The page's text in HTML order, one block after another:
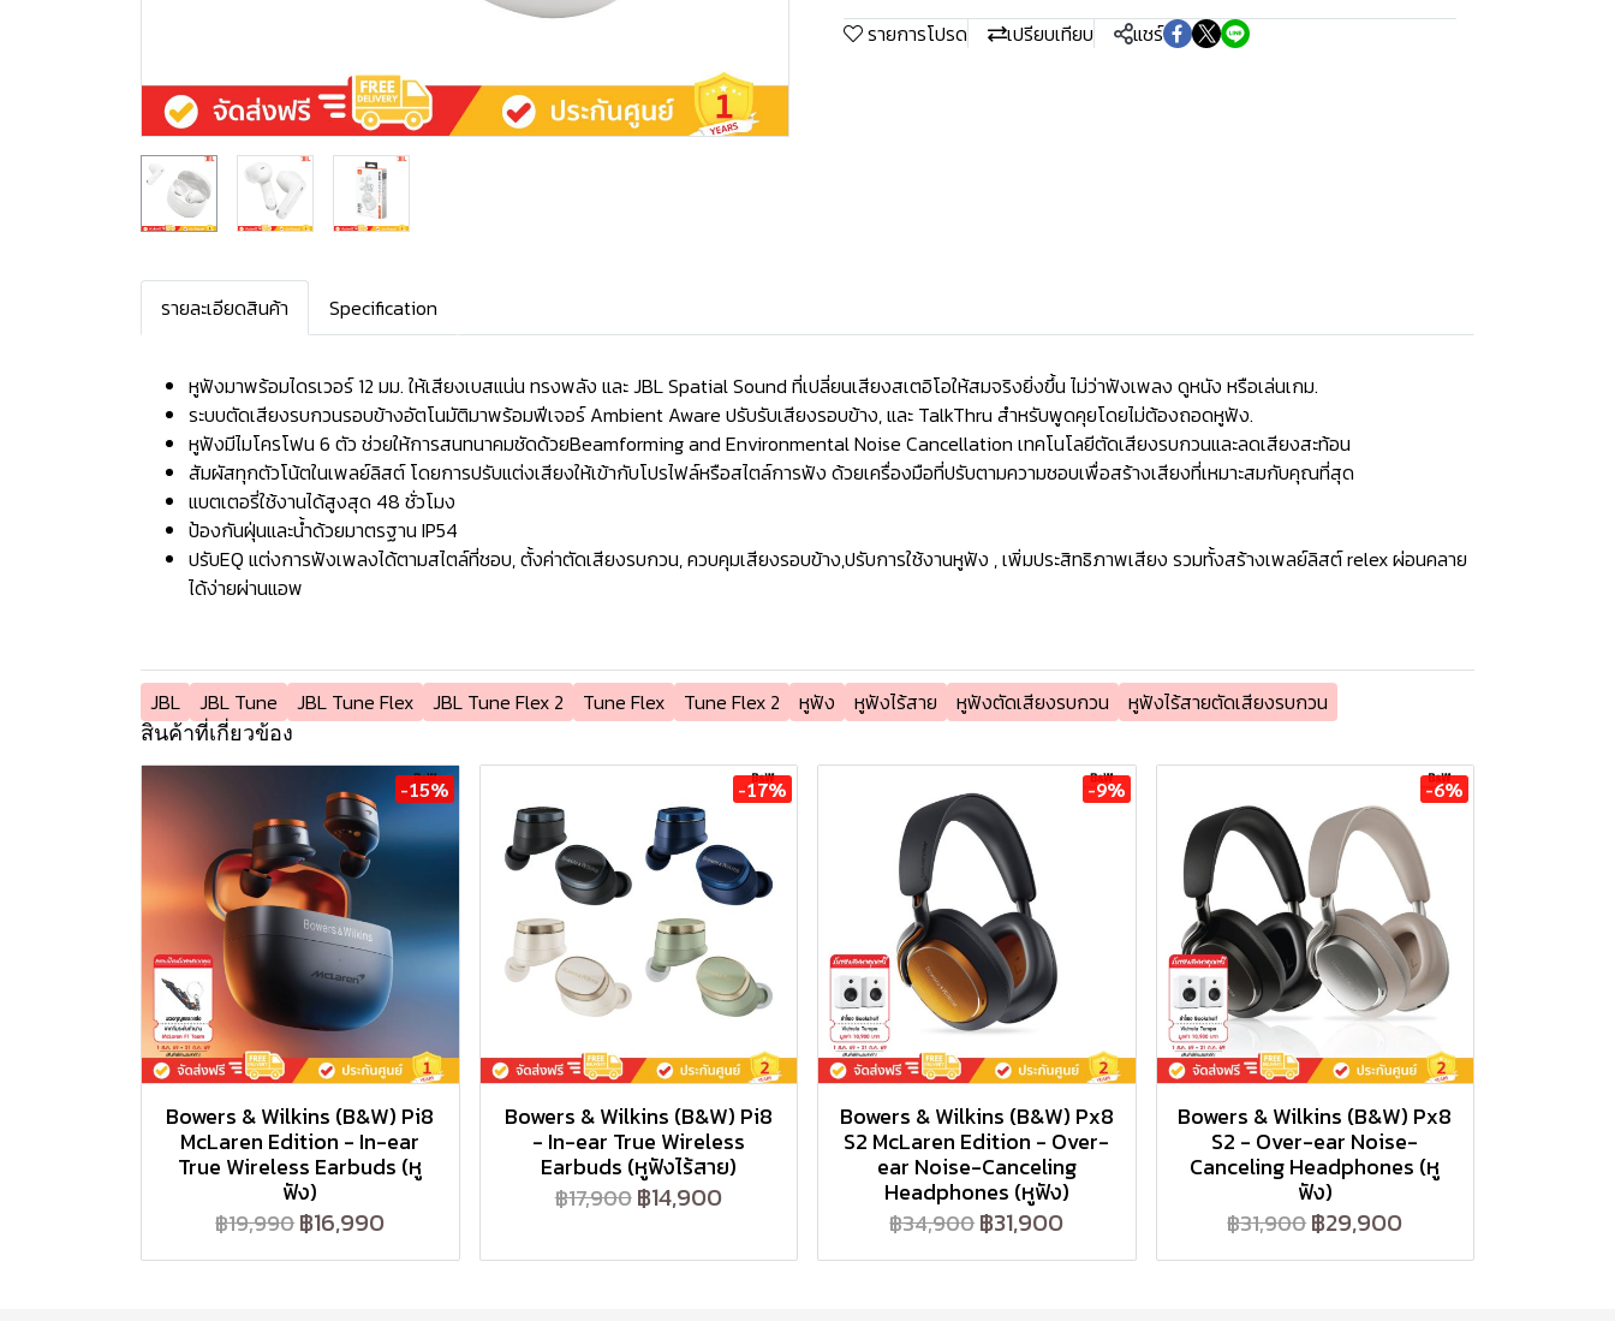
รายการโปรด
เปรียบเทียบ แชร์
รายละเอียดสินค้า Specification
หูฟังมาพร้อมไดรเวอร์ 12 มม. ให้เสียงเบสแน่น ทรงพลัง และ JBL Spatial Sound ที่เปลี่ยนเสียงสเตอิโอให้สมจริงยิ่งขึ้น ไม่ว่าฟังเพลง ดูหนัง หรือเล่นเกม.
ระบบตัดเสียงรบกวนรอบข้างอัตโนมัติมาพร้อมฟีเจอร์ Ambient Aware ปรับรับเสียงรอบข้าง, และ TalkThru สำหรับพูดคุยโดยไม่ต้องถอดหูฟัง.
หูฟังมีไมโครโฟน 6 ตัว ช่วยให้การสนทนาคมชัดด้วยBeamforming and Environmental Noise Cancellation เทคโนโลยีตัดเสียงรบกวนและลดเสียงสะท้อน
สัมผัสทุกตัวโน้ตในเพลย์ลิสต์ โดยการปรับแต่งเสียงให้เข้ากับโปรไฟล์หรือสไตล์การฟัง ด้วยเครื่องมือที่ปรับตามความชอบเพื่อสร้างเสียงที่เหมาะสมกับคุณที่สุด
แบตเตอรี่ใช้งานได้สูงสุด 48 ชั่วโมง
ป้องกันฝุ่นและน้ำด้วยมาตรฐาน IP54
ปรับEQ แต่งการฟังเพลงได้ตามสไตล์ที่ชอบ, ตั้งค่าตัดเสียงรบกวน, ควบคุมเสียงรอบข้าง,ปรับการใช้งานหูฟัง , เพิ่มประสิทธิภาพเสียง รวมทั้งสร้างเพลย์ลิสต์ relex ผ่อนคลาย
ได้ง่ายผ่านแอพ
JBL JBL Tune JBL Tune Flex JBL Tune Flex 2 Tune Flex Tune Flex 2 หูฟัง หูฟังไร้สาย หูฟังตัดเสียงรบกวน หูฟังไร้สายตัดเสียงรบกวน
สินค้าที่เกี่ยวข้อง
-15%
Bowers & Wilkins (B&W) Pi8
McLaren Edition - In-ear
True Wireless Earbuds (หู
ฟัง)
฿19,990฿16,990
-17%
Bowers & Wilkins (B&W) Pi8
- In-ear True Wireless
Earbuds (หูฟังไร้สาย)
฿17,900฿14,900
-9%
Bowers & Wilkins (B&W) Px8
S2 McLaren Edition - Over-
ear Noise-Canceling
Headphones (หูฟัง)
฿34,900฿31,900
-6%
Bowers & Wilkins (B&W) Px8
S2 - Over-ear Noise-
Canceling Headphones (หู
ฟัง)
฿31,900฿29,900